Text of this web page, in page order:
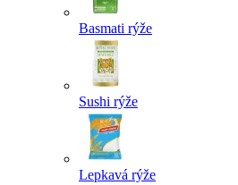
Basmati rýže
Sushi rýže
Lepkavá rýže